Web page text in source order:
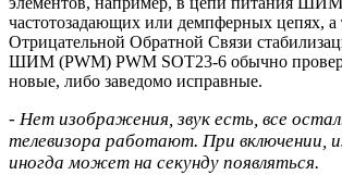
частотозадающих или демпферных цепях, а
Отрицательной Обратной Связи
ШИМ (PWM) PWM SOT23-6 обычно
новые, либо заведомо исправные.
- Нет изображения, звук есть, все
телевизора работают. При включении,
иногда может на секунду появляться.